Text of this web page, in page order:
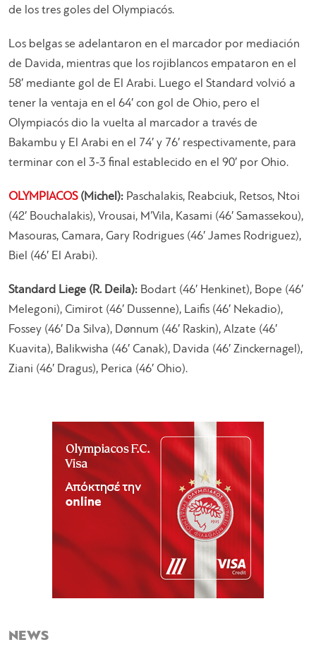
de los tres goles del Olympiacós.
Los belgas se adelantaron en el marcador por mediación
de Davida, mientras que los rojiblancos empataron en el
58′ mediante gol de El Arabi. Luego el Standard volvió a
tener la ventaja en el 64′ con gol de Ohio, pero el
Olympiacós dio la vuelta al marcador a través de
Bakambu y El Arabi en el 74′ y 76′ respectivamente, para
terminar con el 3-3 final establecido en el 90′ por Ohio.
OLYMPIACOS(Michel): Paschalakis, Reabciuk, Retsos, Ntoi
(42′ Bouchalakis), Vrousai, M’Vila, Kasami (46′ Samassekou),
Masouras, Camara, Gary Rodrigues (46′ James Rodriguez),
Biel (46′ El Arabi).
Standard Liege (R. Deila): Bodart (46′ Henkinet), Bope (46′
Melegoni), Cimirot (46′ Dussenne), Laifis (46′ Nekadio),
Fossey (46′ Da Silva), Dønnum (46′ Raskin), Alzate (46′
Kuavita), Balikwisha (46′ Canak), Davida (46′ Zinckernagel),
Ziani (46′ Dragus), Perica (46′ Ohio).
NEWS